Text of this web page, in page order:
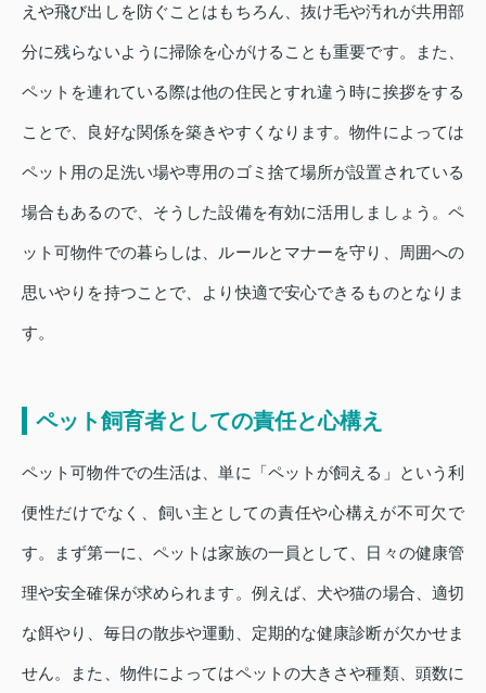
えや飛び出しを防ぐことはもちろん、抜け毛や汚れが共用部
分に残らないように掃除を心がけることも重要です。また、
ペットを連れている際は他の住民とすれ違う時に挨拶をする
ことで、良好な関係を築きやすくなります。物件によっては
ペット用の足洗い場や専用のゴミ捨て場所が設置されている
場合もあるので、そうした設備を有効に活用しましょう。ペ
ット可物件での暮らしは、ルールとマナーを守り、周囲への
思いやりを持つことで、より快適で安心できるものとなりま
す。
ペット飼育者としての責任と心構え
ペット可物件での生活は、単に「ペットが飼える」という利
便性だけでなく、飼い主としての責任や心構えが不可欠で
す。まず第一に、ペットは家族の一員として、日々の健康管
理や安全確保が求められます。例えば、犬や猫の場合、適切
な餌やり、毎日の散歩や運動、定期的な健康診断が欠かせま
せん。また、物件によってはペットの大きさや種類、頭数に